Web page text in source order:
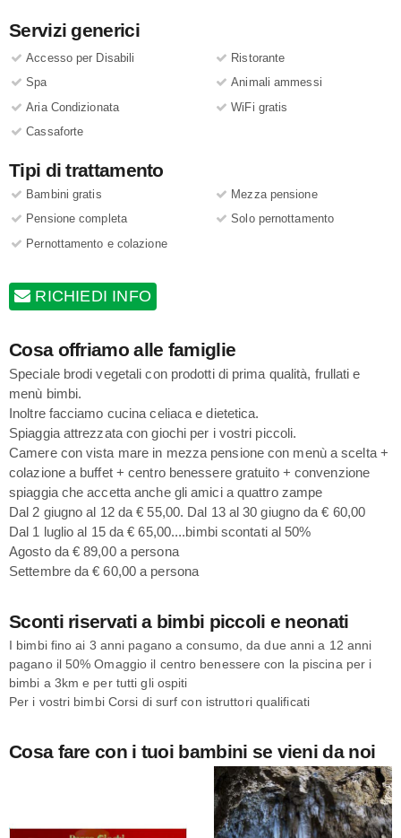
Servizi generici
Accesso per Disabili
Ristorante
Spa
Animali ammessi
Aria Condizionata
WiFi gratis
Cassaforte
Tipi di trattamento
Bambini gratis
Mezza pensione
Pensione completa
Solo pernottamento
Pernottamento e colazione
RICHIEDI INFO
Cosa offriamo alle famiglie
Speciale brodi vegetali con prodotti di prima qualità, frullati e
menù bimbi.
Inoltre facciamo cucina celiaca e dietetica.
Spiaggia attrezzata con giochi per i vostri piccoli.
Camere con vista mare in mezza pensione con menù a scelta +
colazione a buffet + centro benessere gratuito + convenzione
spiaggia che accetta anche gli amici a quattro zampe
Dal 2 giugno al 12 da € 55,00. Dal 13 al 30 giugno da € 60,00
Dal 1 luglio al 15 da € 65,00....bimbi scontati al 50%
Agosto da € 89,00 a persona
Settembre da € 60,00 a persona
Sconti riservati a bimbi piccoli e neonati
I bimbi fino ai 3 anni pagano a consumo, da due anni a 12 anni
pagano il 50% Omaggio il centro benessere con la piscina per i
bimbi a 3km e per tutti gli ospiti
Per i vostri bimbi Corsi di surf con istruttori qualificati
Cosa fare con i tuoi bambini se vieni da noi